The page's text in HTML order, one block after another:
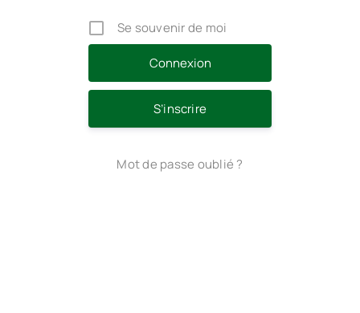
Se souvenir de moi
S’inscrire
Mot de passe oublié ?